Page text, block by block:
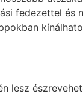
fedezettel és
lesz